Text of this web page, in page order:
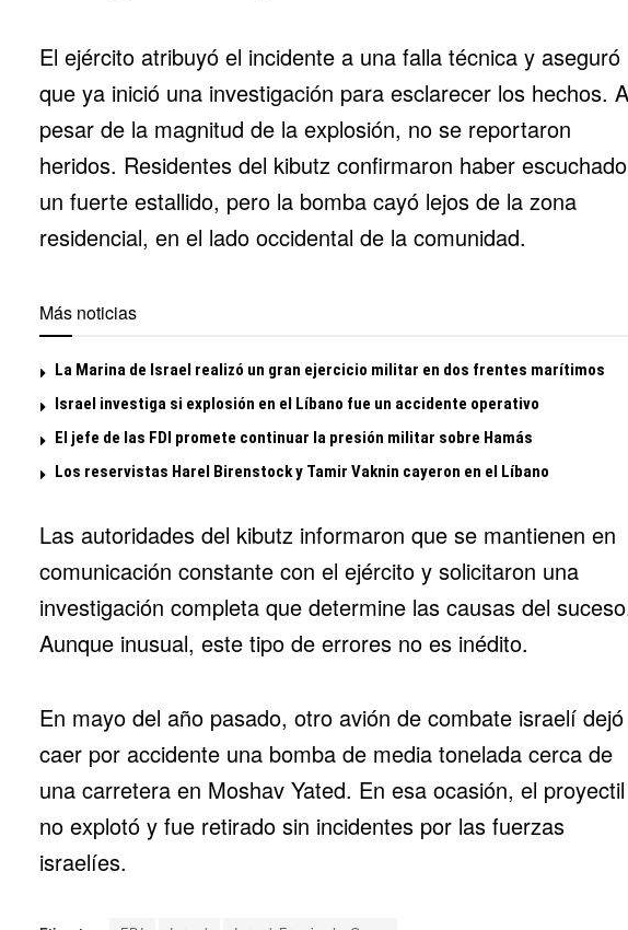
El ejército atribuyó el incidente a una falla técnica y aseguró
que ya inició una investigación para esclarecer los hechos. A
pesar de la magnitud de la explosión, no se reportaron
heridos. Residentes del kibutz confirmaron haber escuchado
un fuerte estallido, pero la bomba cayó lejos de la zona
residencial, en el lado occidental de la comunidad.
Más noticias
La Marina de Israel realizó un gran ejercicio militar en dos frentes marítimos
Israel investiga si explosión en el Líbano fue un accidente operativo
El jefe de las FDI promete continuar la presión militar sobre Hamás
Los reservistas Harel Birenstock y Tamir Vaknin cayeron en el Líbano
Las autoridades del kibutz informaron que se mantienen en
comunicación constante con el ejército y solicitaron una
investigación completa que determine las causas del
Aunque inusual, este tipo de errores no es inédito.
En mayo del año pasado, otro avión de combate israelí dejó
caer por accidente una bomba de media tonelada cerca de
una carretera en Moshav Yated. En esa ocasión, el proyectil
no explotó y fue retirado sin incidentes por las fuerzas
israelíes.